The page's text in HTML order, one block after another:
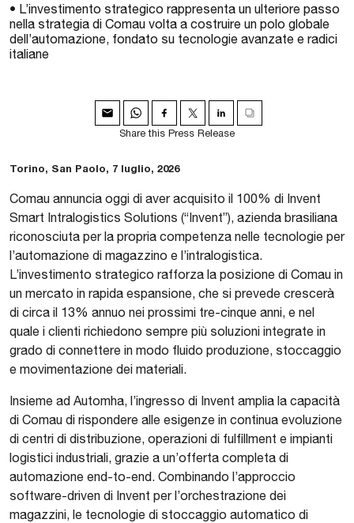
• L’investimento strategico rappresenta un ulteriore passo
nella strategia di Comau volta a costruire un polo globale
dell’automazione, fondato su tecnologie avanzate e radici
italiane
Share this Press Release
Torino, San Paolo, 7 luglio, 2026
Comau annuncia oggi di aver acquisito il 100% di Invent
Smart Intralogistics Solutions (“Invent”), azienda brasiliana
riconosciuta per la propria competenza nelle tecnologie per
l’automazione di magazzino e l’intralogistica.
L’investimento strategico rafforza la posizione di Comau in
un mercato in rapida espansione, che si prevede crescerà
di circa il 13% annuo nei prossimi tre-cinque anni, e nel
quale i clienti richiedono sempre più soluzioni integrate in
grado di connettere in modo fluido produzione, stoccaggio
e movimentazione dei materiali.
Insieme ad Automha, l’ingresso di Invent amplia la capacità
di Comau di rispondere alle esigenze in continua evoluzione
di centri di distribuzione, operazioni di fulfillment e impianti
logistici industriali, grazie a un’offerta completa di
automazione end-to-end. Combinando l’approccio
software-driven di Invent per l’orchestrazione dei
magazzini, le tecnologie di stoccaggio automatico di